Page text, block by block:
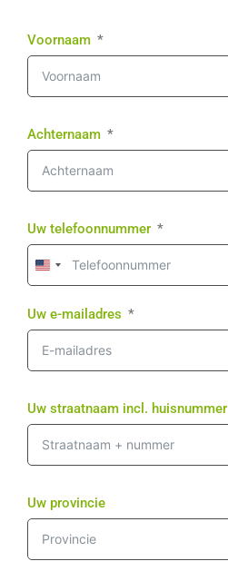
Voornaam
Achternaam
Uw telefoonnummer
United
States
+1
Uw e-mailadres
Uw straatnaam incl. huisnummer
Uw provincie